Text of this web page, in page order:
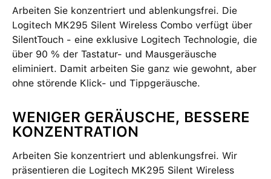
Arbeiten Sie konzentriert und ablenkungsfrei. Die
Logitech MK295 Silent Wireless Combo verfügt über
SilentTouch - eine exklusive Logitech Technologie, die
über 90 % der Tastatur- und Mausgeräusche
eliminiert. Damit arbeiten Sie ganz wie gewohnt, aber
ohne störende Klick- und Tippgeräusche.
WENIGER GERÄUSCHE, BESSERE
KONZENTRATION
Arbeiten Sie konzentriert und ablenkungsfrei. Wir
präsentieren die Logitech MK295 Silent Wireless